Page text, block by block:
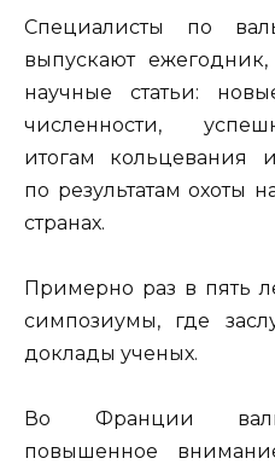
Специалисты по
выпускают
научные статьи:
численности,
итогам кольцевания
по результатам охоты
странах.
Примерно раз в пять
симпозиумы, где
доклады ученых.
Во Франции
повышенное